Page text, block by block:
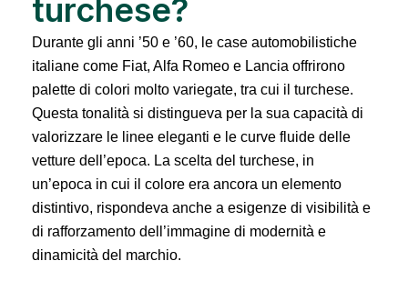
turchese?
Durante gli anni ’50 e ’60, le case automobilistiche
italiane come Fiat, Alfa Romeo e Lancia offrirono
palette di colori molto variegate, tra cui il turchese.
Questa tonalità si distingueva per la sua capacità di
valorizzare le linee eleganti e le curve fluide delle
vetture dell’epoca. La scelta del turchese, in
un’epoca in cui il colore era ancora un elemento
distintivo, rispondeva anche a esigenze di visibilità e
di rafforzamento dell’immagine di modernità e
dinamicità del marchio.